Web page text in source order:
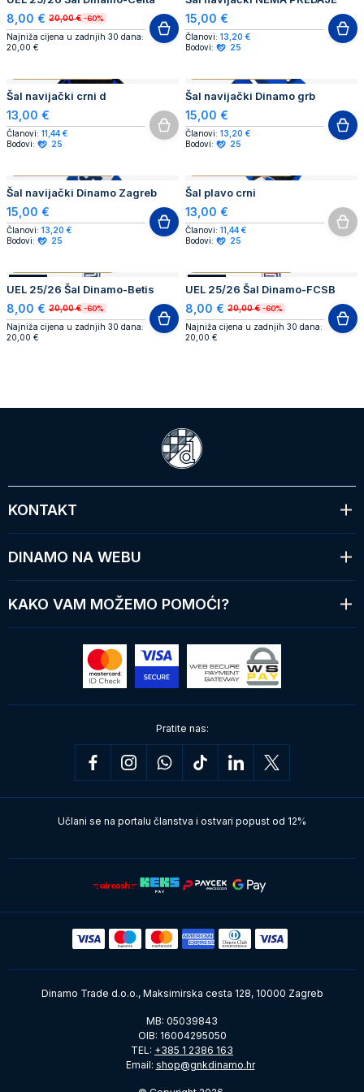
8,00 € 20,00 € -60%
Najniža cijena u zadnjih 30 dana:
20,00 €
15,00 €
Članovi: 13,20 €
Bodovi:
25
Šal navijački crni d
13,00 €
Članovi: 11,44 €
Bodovi:
25
Šal navijački Dinamo grb
15,00 €
Članovi: 13,20 €
Bodovi:
25
Šal navijački Dinamo Zagreb
15,00 €
Članovi: 13,20 €
Bodovi:
25
Šal plavo crni
13,00 €
Članovi: 11,44 €
Bodovi:
25
AKCIJA
UEL 25/26 Šal Dinamo-Betis
8,00 € 20,00 € -60%
Najniža cijena u zadnjih 30 dana:
20,00 €
AKCIJA
UEL 25/26 Šal Dinamo-FCSB
8,00 € 20,00 € -60%
Najniža cijena u zadnjih 30 dana:
20,00 €
KONTAKT
DINAMO NA WEBU
KAKO VAM MOŽEMO POMOĆI?
Pratite nas:
Učlani se na portalu članstva i ostvari popust od 12%
Dinamo Trade d.o.o., Maksimirska cesta 128, 10000 Zagreb
MB: 05039843
OIB: 16004295050
TEL: +385 1 2386 163
Email: shop@gnkdinamo.hr